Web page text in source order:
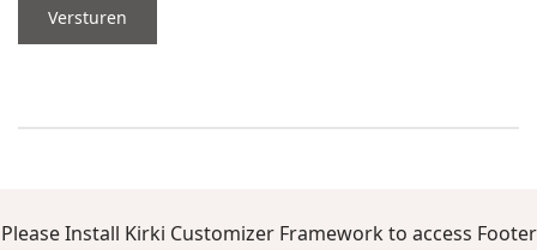
Versturen
Please Install Kirki Customizer Framework to access Footer